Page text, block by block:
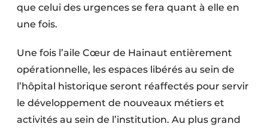
que celui des urgences se fera quant à elle en
une fois.
Une fois l’aile Cœur de Hainaut entièrement
opérationnelle, les espaces libérés au sein de
l’hôpital historique seront réaffectés pour servir
le développement de nouveaux métiers et
activités au sein de l’institution. Au plus grand